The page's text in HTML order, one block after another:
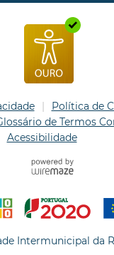
Política de
de Termos
Acessibilidade
Intermunicipal da